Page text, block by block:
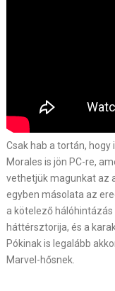
Csak hab a tortán, hogy
Morales is jön PC-re,
vethetjük magunkat az
egyben másolata az
a kötelező
háttérsztorija, és a
Pókinak is legalább
Marvel-hősnek.